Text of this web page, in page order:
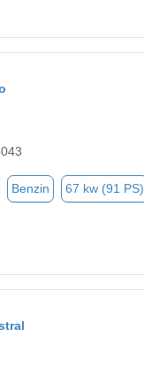
Benzin 67 kw (91 PS)